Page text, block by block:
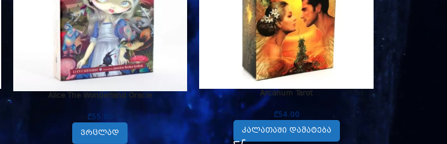
Alice The Wonderland Oracle
₾55.00
ᲕᲠᲪᲚᲐᲓ
Arcanum Tarot
₾54.00
ᲙᲐᲚᲐᲗᲐᲨᲘ ᲓᲐᲛᲐᲢᲔᲑᲐ